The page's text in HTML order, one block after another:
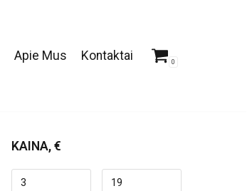
Apie Mus Kontaktai 0
KAINA, €